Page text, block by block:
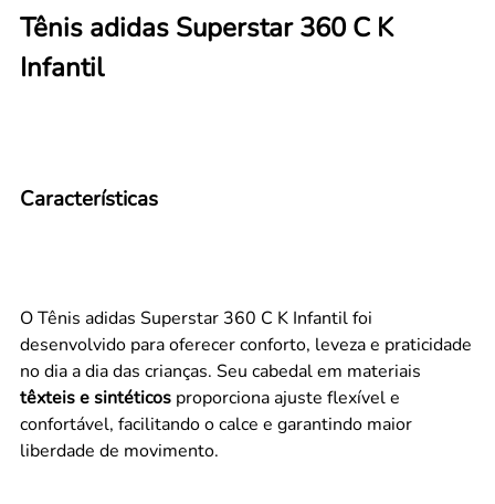
Tênis adidas Superstar 360 C K
Infantil
Características
O Tênis adidas Superstar 360 C K Infantil foi
desenvolvido para oferecer conforto, leveza e praticidade
no dia a dia das crianças. Seu cabedal em materiais
têxteis e sintéticos proporciona ajuste flexível e
confortável, facilitando o calce e garantindo maior
liberdade de movimento.